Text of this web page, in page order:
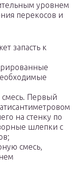
уровнем
перекосов и
запасть к
смесь. Первый
на стенку по
шлепки с
смесь,